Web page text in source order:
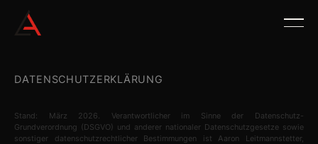
DATENSCHUTZERKLÄRUNG
Stand: März 2026. Verantwortlicher im Sinne der Datenschutz-
Grundverordnung (DSGVO) und anderer nationaler Datenschutzgesetze sowie
sonstiger datenschutzrechtlicher Bestimmungen ist Aaron Leitmannstetter,